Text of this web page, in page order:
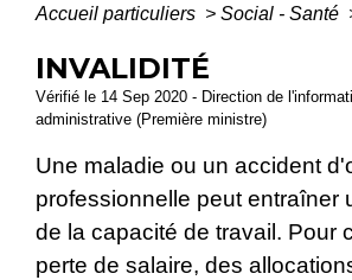
Accueil particuliers > Social - Santé
INVALIDITÉ
Vérifié le 14 Sep 2020 - Direction de
administrative (Première ministre)
Une maladie ou un accident
professionnelle peut entraîner
de la capacité de travail. Pour
perte de salaire, des